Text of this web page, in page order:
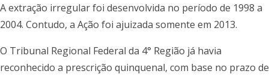
A extração irregular foi desenvolvida no período de 1998 a
2004. Contudo, a Ação foi ajuizada somente em 2013.
O Tribunal Regional Federal da 4° Região já havia
reconhecido a prescrição quinquenal, com base no prazo de